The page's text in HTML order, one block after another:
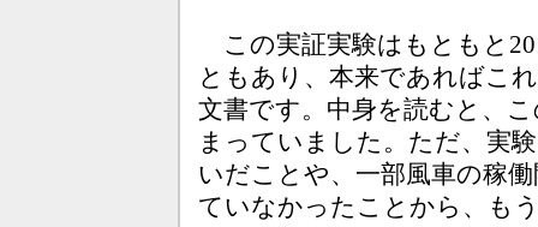
この実証実験はもともと
ともあり、本来であればこ
文書です。中身を読むと、
まっていました。ただ、実
いだことや、一部風車の稼
ていなかったことから、も